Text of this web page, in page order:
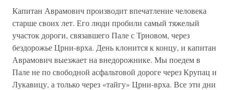
Капитан Аврамович производит впечатление человека
старше своих лет. Его люди пробили самый тяжелый
участок дороги, связавшего Пале с Трновом, через
бездорожье Црни-врха. День клонится к концу, и капитан
Аврамович выезжает на внедорожнике. Мы поедем в
Пале не по свободной асфальтовой дороге через Крупац и
Лукавицу, а только через «тайгу» Црни-врха. Все эти дни